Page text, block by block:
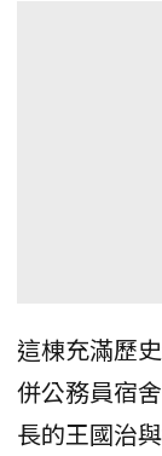
這棟充滿歷
併公務員宿
長的王國治